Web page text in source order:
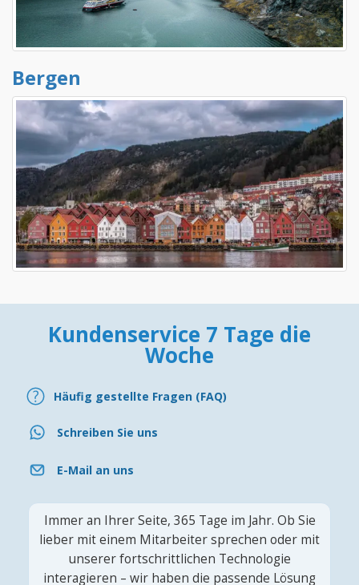
Bergen
Kundenservice 7 Tage die
Woche
Häufig gestellte Fragen (FAQ)
Schreiben Sie uns
E-Mail an uns
Immer an Ihrer Seite, 365 Tage im Jahr. Ob Sie
lieber mit einem Mitarbeiter sprechen oder mit
unserer fortschrittlichen Technologie
interagieren – wir haben die passende Lösung